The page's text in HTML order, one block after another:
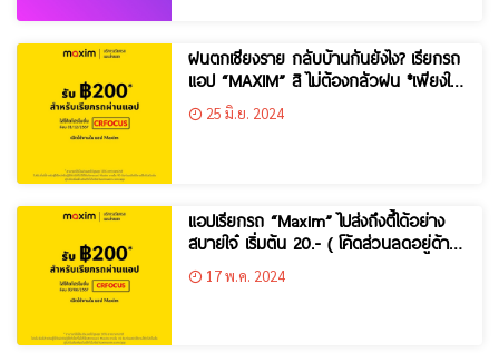
ฝนตกเชียงราย กลับบ้านกันยังไง? เรียกรถ
แอป “MAXIM” สิ ไม่ต้องกลัวฝน *เพียงใส่
โค๊ดรับส่วนลด 200 บาท*
25 มิ.ย. 2024
แอปเรียกรถ “Maxim” ไปส่งถึงตี้ได้อย่าง
สบายใจ๋ เริ่มต้น 20.- ( โค้ดส่วนลดอยู่ด้าน
ใน* )17 พ.ค. 2024